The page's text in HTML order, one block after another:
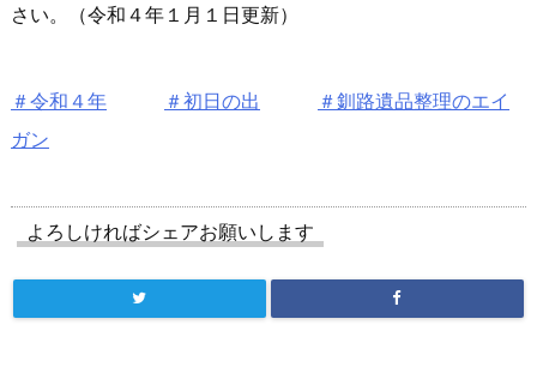
さい。（令和４年１月１日更新）
＃令和４年 ＃初日の出
＃釧路遺品整理のエイ
ガン
よろしければシェアお願いします